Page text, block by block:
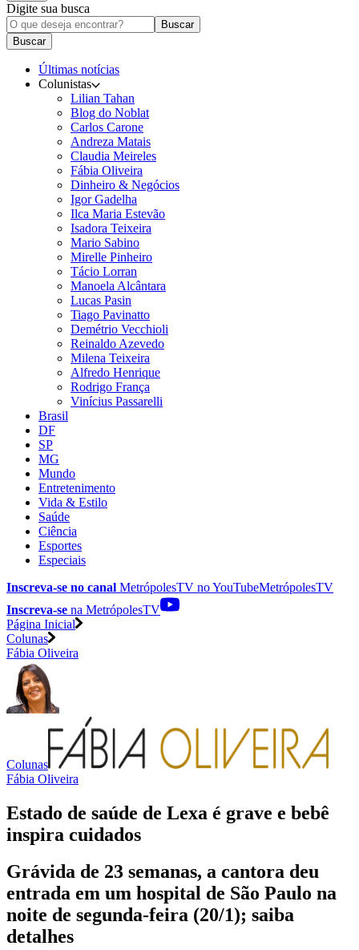
Digite sua busca
Buscar
Buscar
Últimas notícias
Colunistas
Lilian Tahan
Blog do Noblat
Carlos Carone
Andreza Matais
Claudia Meireles
Fábia Oliveira
Dinheiro & Negócios
Igor Gadelha
Ilca Maria Estevão
Isadora Teixeira
Mario Sabino
Mirelle Pinheiro
Tácio Lorran
Manoela Alcântara
Lucas Pasin
Tiago Pavinatto
Demétrio Vecchioli
Reinaldo Azevedo
Milena Teixeira
Alfredo Henrique
Rodrigo França
Vinícius Passarelli
Brasil
DF
SP
MG
Mundo
Entretenimento
Vida & Estilo
Saúde
Ciência
Esportes
Especiais
Inscreva-se no canal MetrópolesTV noYouTubeMetrópolesTV
Inscreva-se na MetrópolesTV
Página Inicial
Colunas
Fábia Oliveira
Colunas
Fábia Oliveira
Estado de saúde de Lexa é grave e bebê
inspira cuidados
Grávida de 23 semanas, a cantora deu
entrada em um hospital de São Paulo na
noite de segunda-feira (20/1); saiba
detalhes